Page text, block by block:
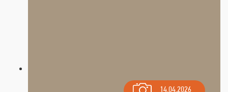
14.04.2026